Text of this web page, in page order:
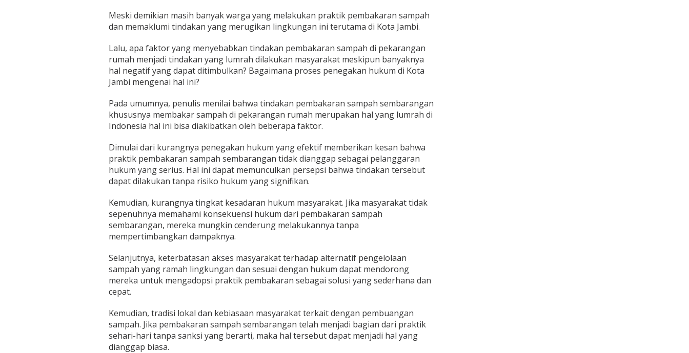
g
a
n
u
m
h
d
K
o
a
a
m
b
i
Meski demikian masih banyak warga yang melakukan praktik pembakaran sampah
dan memaklumi tindakan yang merugikan lingkungan ini terutama di Kota Jambi.
Lalu, apa faktor yang menyebabkan tindakan pembakaran sampah di pekarangan
rumah menjadi tindakan yang lumrah dilakukan masyarakat meskipun banyaknya
hal negatif yang dapat ditimbulkan? Bagaimana proses penegakan hukum di Kota
Jambi mengenai hal ini?
Pada umumnya, penulis menilai bahwa tindakan pembakaran sampah sembarangan
khususnya membakar sampah di pekarangan rumah merupakan hal yang lumrah di
Indonesia hal ini bisa diakibatkan oleh beberapa faktor.
Dimulai dari kurangnya penegakan hukum yang efektif memberikan kesan bahwa
praktik pembakaran sampah sembarangan tidak dianggap sebagai pelanggaran
hukum yang serius. Hal ini dapat memunculkan persepsi bahwa tindakan tersebut
dapat dilakukan tanpa risiko hukum yang signifikan.
Kemudian, kurangnya tingkat kesadaran hukum masyarakat. Jika masyarakat tidak
sepenuhnya memahami konsekuensi hukum dari pembakaran sampah
sembarangan, mereka mungkin cenderung melakukannya tanpa
mempertimbangkan dampaknya.
Selanjutnya, keterbatasan akses masyarakat terhadap alternatif pengelolaan
sampah yang ramah lingkungan dan sesuai dengan hukum dapat mendorong
mereka untuk mengadopsi praktik pembakaran sebagai solusi yang sederhana dan
cepat.
Kemudian, tradisi lokal dan kebiasaan masyarakat terkait dengan pembuangan
sampah. Jika pembakaran sampah sembarangan telah menjadi bagian dari praktik
sehari-hari tanpa sanksi yang berarti, maka hal tersebut dapat menjadi hal yang
dianggap biasa.